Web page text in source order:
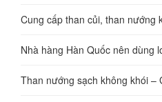
Cung cấp than củi, than nướng
Nhà hàng Hàn Quốc nên dùng
Than nướng sạch không khói –